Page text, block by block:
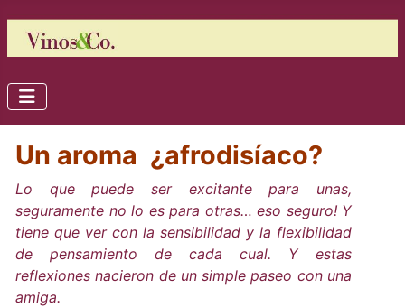
Un aroma ¿afrodisíaco?
Lo que puede ser excitante para unas,
seguramente no lo es para otras… eso seguro! Y
tiene que ver con la sensibilidad y la flexibilidad
de pensamiento de cada cual. Y estas
reflexiones nacieron de un simple paseo con una
amiga.